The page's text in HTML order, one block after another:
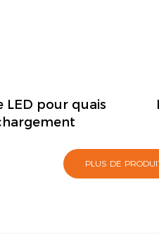
LED pour quais
PLUS DE